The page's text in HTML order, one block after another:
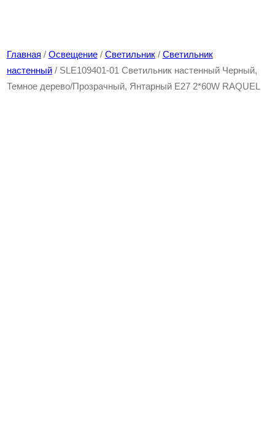
Главная / Освещение/ Светильник/ Светильник
настенный/ SLE109401-01 Светильник настенный Черный,
Темное дерево/Прозрачный, Янтарный E27 2*60W RAQUEL